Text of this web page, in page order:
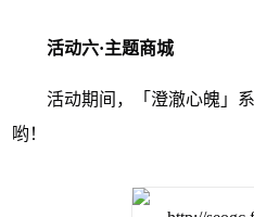
活动六·主题商城
活动期间，「澄澈心魄」
哟！